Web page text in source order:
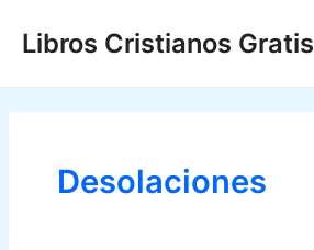
Libros Cristianos Gratis
Desolaciones